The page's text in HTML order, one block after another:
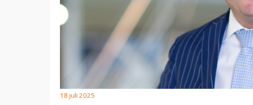
18 juli 2025